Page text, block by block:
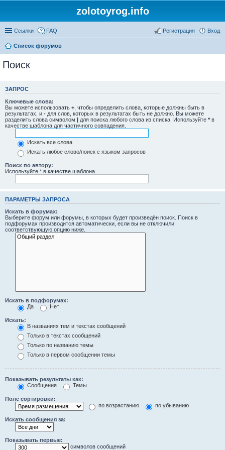
zolotoyrog.info
Ссылки FAQ Вход
Регистрация
Список форумов
Поиск
ЗАПРОС
Ключевые слова:
Вы можете использовать + , чтобы определить слова, которые должны быть в
результатах, и - для слов, которых в результатах быть не должно. Вы можете
разделить слова символом | для поиска любого слова из списка. Используйте * в
качестве шаблона для частичного совпадения.
Искать все слова
Искать любое слово/поиск с языком запросов
Поиск по автору:
Используйте * в качестве шаблона.
ПАРАМЕТРЫ ЗАПРОСА
Искать в форумах:
Выберите форум или форумы, в которых будет произведён поиск. Поиск в
подфорумах производится автоматически, если вы не отключили
соответствующую опцию ниже.
Искать в подфорумах:
Да
Нет
Искать:
В названиях тем и текстах сообщений
Только в текстах сообщений
Только по названию темы
Только в первом сообщении темы
Показывать результаты как:
Сообщения
Темы
Поле сортировки:
по возрастанию
по убыванию
Искать сообщения за:
Показывать первые:
символов сообщений